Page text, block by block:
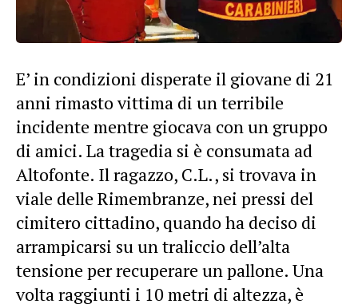
E’ in condizioni disperate il giovane di 21
anni rimasto vittima di un terribile
incidente mentre giocava con un gruppo
di amici. La tragedia si è consumata ad
Altofonte. Il ragazzo, C.L., si trovava in
viale delle Rimembranze, nei pressi del
cimitero cittadino, quando ha deciso di
arrampicarsi su un traliccio dell’alta
tensione per recuperare un pallone. Una
volta raggiunti i 10 metri di altezza, è